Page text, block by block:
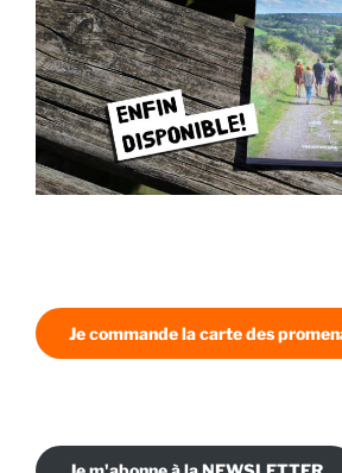
Je commande la carte des